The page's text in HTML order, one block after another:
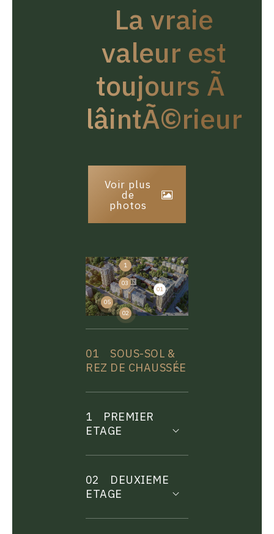
La vraie
valeur est
toujours Ã
lâintÃ©rieur
Voir plus
de
photos
01
1
02
03
04
05
01
SOUS-SOL &
REZ DE CHAUSSÉE
1
PREMIER
ETAGE
02
DEUXIEME
ETAGE